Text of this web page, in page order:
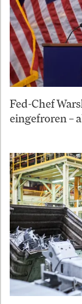
Fed-Chef
eingefroren –